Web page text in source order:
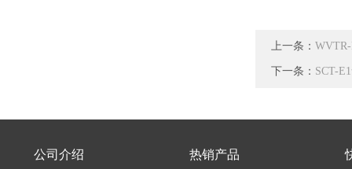
上一条：
下一条： SCT-
公司介绍 热销产品